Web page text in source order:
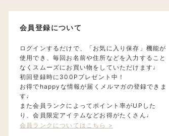
会員登録について
ログインするだけで、「お気に入り保存」機能が
使用でき、毎回お名前や住所などを入力すること
なくスムーズにお買い物をしていただけます♩
初回登録時に300Pプレゼント中！
お得でhappyな情報が届くメルマガの登録できま
す♩
また会員ランクによってポイント率がUPした
り、会員限定アイテムなどお得がたくさん♩
会員ランクについてはこちら >